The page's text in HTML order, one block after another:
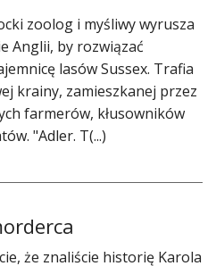
zoolog i myśliwy wyrusza
Anglii, by rozwiązać
lasów Sussex. Trafia
krainy, zamieszkanej przez
farmerów, kłusowników
"Adler. T(...)
że znaliście historię Karola